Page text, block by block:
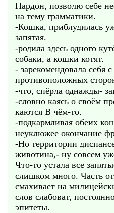
Пардон, позволю себе
на тему грамматики.
-Кошка, приблудилась
запятая.
-родила здесь одного
собаки, а кошки котят.
- зарекомендовала себя
противоположных
-что, спёрла однажды-
-словно каясь о своём
каются В чём-то.
-подкармливая обеих
неуклюжее окончание
-Но территории
животина,- ну совсем
Что-то устала все
слишком много. Часть
смахивает на
слов слабоват,
эпитеты.